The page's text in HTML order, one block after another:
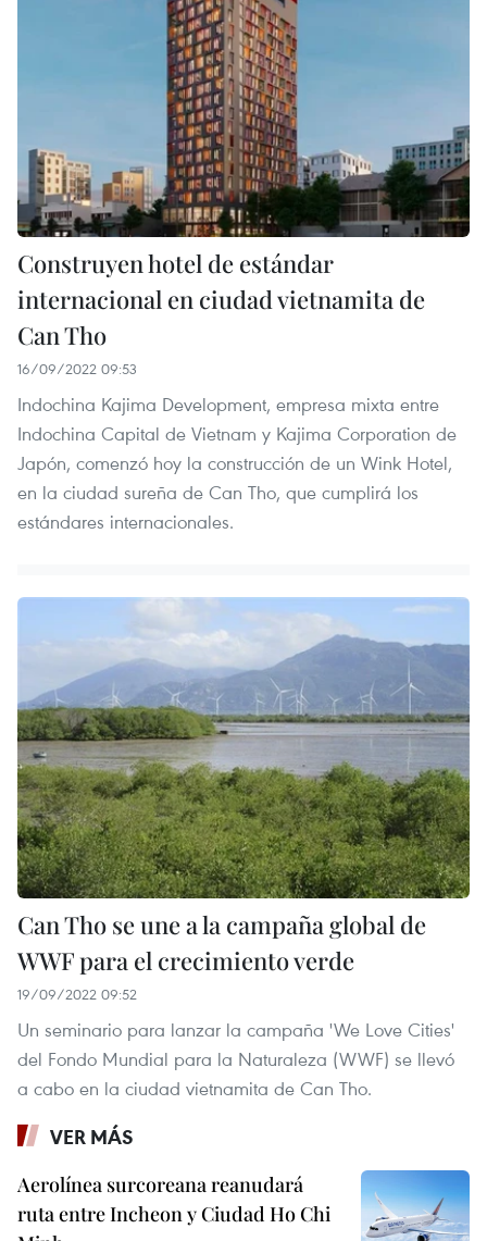
Construyen hotel de estándar
internacional en ciudad vietnamita de
Can Tho
16/09/2022 09:53
Indochina Kajima Development, empresa mixta entre
Indochina Capital de Vietnam y Kajima Corporation de
Japón, comenzó hoy la construcción de un Wink Hotel,
en la ciudad sureña de Can Tho, que cumplirá los
estándares internacionales.
Can Tho se une a la campaña global de
WWF para el crecimiento verde
19/09/2022 09:52
Un seminario para lanzar la campaña 'We Love Cities'
del Fondo Mundial para la Naturaleza (WWF) se llevó
a cabo en la ciudad vietnamita de Can Tho.
VER MÁS
Aerolínea surcoreana reanudará
ruta entre Incheon y Ciudad Ho Chi